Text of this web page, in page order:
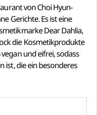
von Choi Hyun-
Gerichte. Es ist eine
Dear Dahlia,
die Kosmetikprodukte
und eifrei, sodass
ist, die ein besonderes